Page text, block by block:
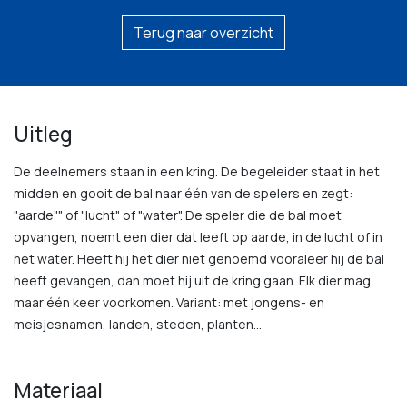
Terug naar overzicht
Uitleg
De deelnemers staan in een kring. De begeleider staat in het
midden en gooit de bal naar één van de spelers en zegt:
"aarde"" of "lucht" of "water". De speler die de bal moet
opvangen, noemt een dier dat leeft op aarde, in de lucht of in
het water. Heeft hij het dier niet genoemd vooraleer hij de bal
heeft gevangen, dan moet hij uit de kring gaan. Elk dier mag
maar één keer voorkomen. Variant: met jongens- en
meisjesnamen, landen, steden, planten…
Materiaal